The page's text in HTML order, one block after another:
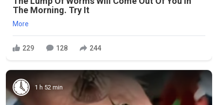
The Morning. Try It
More
229 128 244
1 h 52 min